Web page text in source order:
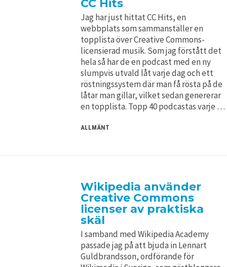
CC Hits
Jag har just hittat CC Hits, en
webbplats som sammanställer en
topplista över Creative Commons-
licensierad musik. Som jag förstått det
hela så har de en podcast med en ny
slumpvis utvald låt varje dag och ett
röstningssystem där man få rösta på de
låtar man gillar, vilket sedan genererar
en topplista. Topp 40 podcastas varje …
ALLMÄNT
Wikipedia använder
Creative Commons
licenser av praktiska
skäl
I samband med Wikipedia Academy
passade jag på att bjuda in Lennart
Guldbrandsson, ordförande för